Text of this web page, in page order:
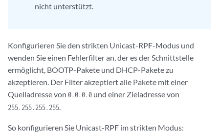
nicht unterstützt.
Konfigurieren Sie den strikten Unicast-RPF-Modus und
wenden Sie einen Fehlerfilter an, der es der Schnittstelle
ermöglicht, BOOTP-Pakete und DHCP-Pakete zu
akzeptieren. Der Filter akzeptiert alle Pakete mit einer
Quelladresse von 0.0.0.0 und einer Zieladresse von
255.255.255.255.
So konfigurieren Sie Unicast-RPF im strikten Modus: